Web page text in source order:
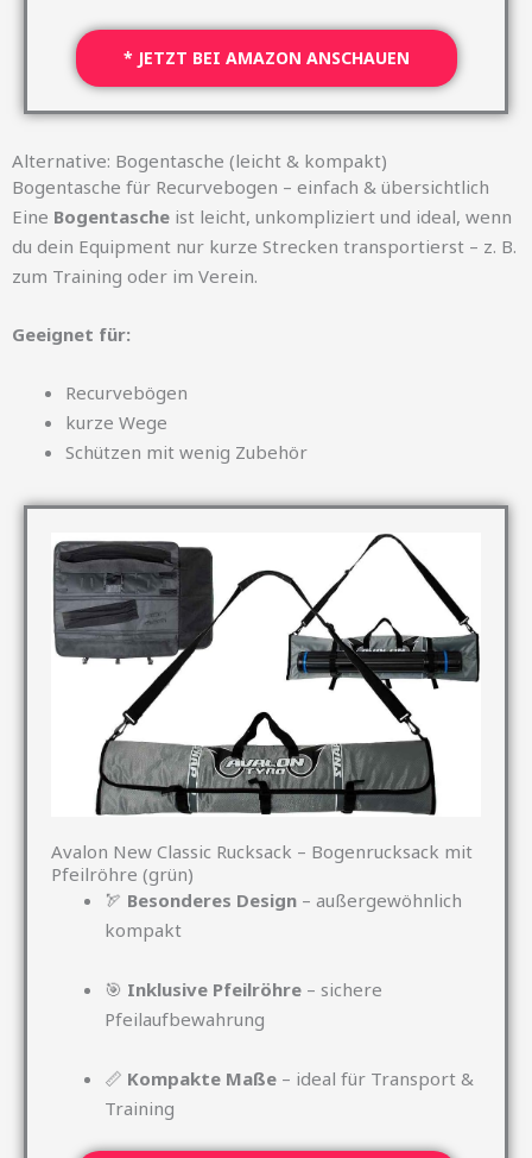
* JETZT BEI AMAZON ANSCHAUEN
Alternative: Bogentasche (leicht & kompakt)
Bogentasche für Recurvebogen – einfach & übersichtlich
Eine Bogentasche ist leicht, unkompliziert und ideal, wenn
du dein Equipment nur kurze Strecken transportierst – z. B.
zum Training oder im Verein.
Geeignet für:
Recurvebögen
kurze Wege
Schützen mit wenig Zubehör
Avalon New Classic Rucksack – Bogenrucksack mit
Pfeilröhre (grün)
🏹 Besonderes Design – außergewöhnlich
kompakt
🎯 Inklusive Pfeilröhre – sichere
Pfeilaufbewahrung
📏 Kompakte Maße – ideal für Transport &
Training